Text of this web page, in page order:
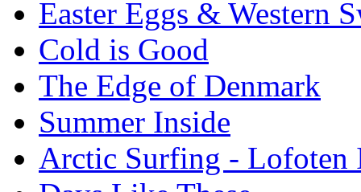
Easter Eggs & Western
Cold is Good
The Edge of Denmark
Summer Inside
Arctic Surfing - Lofoten